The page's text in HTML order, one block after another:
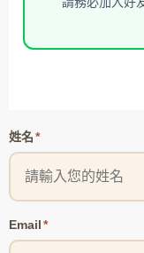
姓名*
Email*